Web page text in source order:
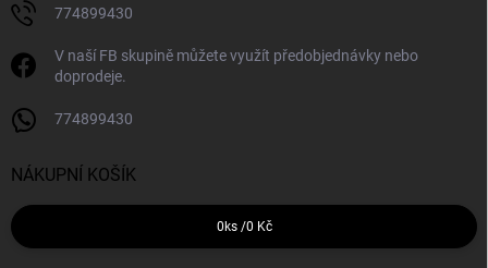
774899430
V naší FB skupině můžete využít předobjednávky nebo
doprodeje.
774899430
NÁKUPNÍ KOŠÍK
0 ks /0 Kč